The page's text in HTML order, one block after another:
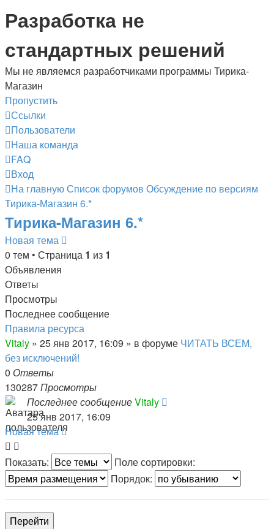
Разработка не
стандартных решений
Мы не являемся разработчиками программы Тирика-
Магазин
Пропустить
Ссылки
Пользователи
Наша команда
FAQ
Вход
На главнуюСписок форумов Обсуждение по версиям
Тирика-Магазин 6.*
Тирика-Магазин 6.*
Новая тема
0 тем • Страница 1 из 1
Объявления
Ответы
Просмотры
Последнее сообщение
Правила ресурса
Vitaly » 25 янв 2017, 16:09 » в форуме ЧИТАТЬ ВСЕМ,
без исключений!
0 Ответы
130287Просмотры
Последнее сообщениеVitaly
25 янв 2017, 16:09
Новая тема
Показать:
Поле сортировки:
Порядок: